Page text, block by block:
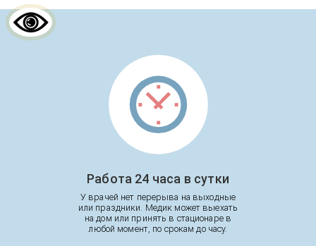
Работа 24 часа в сутки
У врачей нет перерыва на выходные
или праздники. Медик может выехать
на дом или принять в стационаре в
любой момент, по срокам до часу.